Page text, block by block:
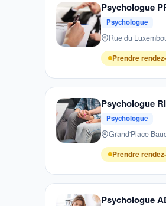
Psychologue
Psychologue
Rue du
Prendre
Psychologue
Psychologue
Grand'Place
Prendre
Psychologue